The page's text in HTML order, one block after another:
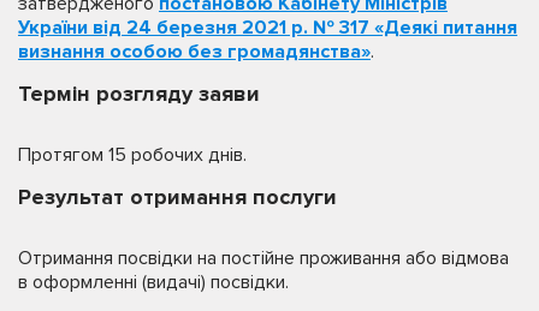
України від 24 березня 2021 р. № 317 «Деякі питання
визнання особою без громадянства».
Термін розгляду заяви
Протягом 15 робочих днів.
Результат отримання послуги
Отримання посвідки на постійне проживання або відмова
в оформленні (видачі) посвідки.